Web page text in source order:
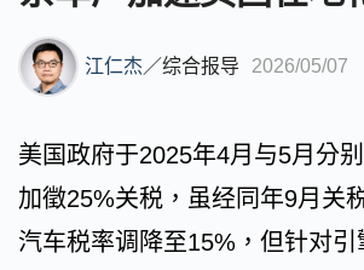
江仁杰 ／综合报导 2026/05/07
美国政府于2025年4月与5月分
加徵25%关税，虽经同年9月关
汽车税率调降至15%，但针对引